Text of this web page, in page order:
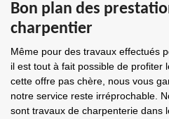
Bon plan des
charpentier
Même pour des travaux effectués
il est tout à fait possible de profiter
cette offre pas chère, nous vous
notre service reste irréprochable.
sont travaux de charpenterie dans